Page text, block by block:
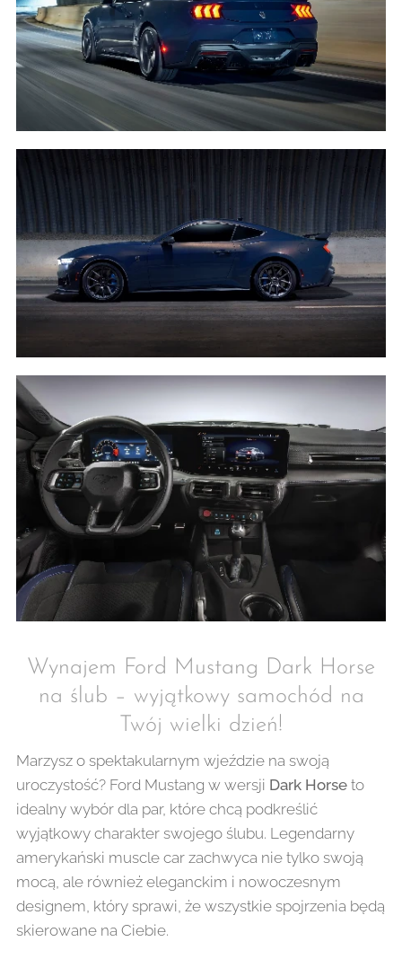
Wynajem Ford Mustang Dark Horse
na ślub – wyjątkowy samochód na
Twój wielki dzień!
Marzysz o spektakularnym wjeździe na swoją
uroczystość? Ford Mustang w wersji Dark Horse to
idealny wybór dla par, które chcą podkreślić
wyjątkowy charakter swojego ślubu. Legendarny
amerykański muscle car zachwyca nie tylko swoją
mocą, ale również eleganckim i nowoczesnym
designem, który sprawi, że wszystkie spojrzenia będą
skierowane na Ciebie.